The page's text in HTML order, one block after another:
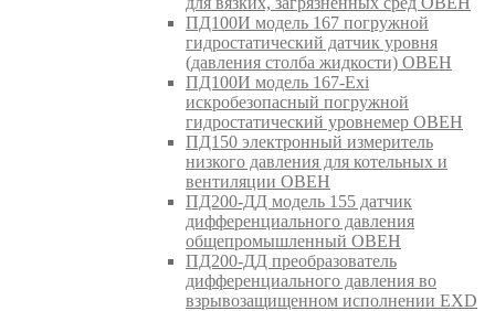
ПД100И модель 167 погружной
гидростатический датчик уровня
(давления столба жидкости) ОВЕН
ПД100И модель 167-Exi
искробезопасный погружной
гидростатический уровнемер ОВЕН
ПД150 электронный измеритель
низкого давления для котельных и
вентиляции ОВЕН
ПД200-ДД модель 155 датчик
дифференциального давления
общепромышленный ОВЕН
ПД200-ДД преобразователь
дифференциального давления во
взрывозащищенном исполнении EXD